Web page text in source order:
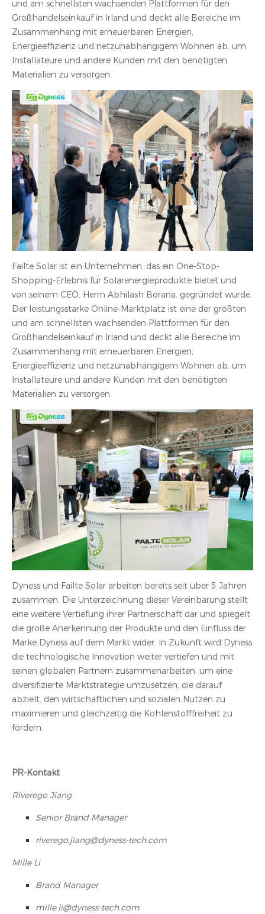
und am schnellsten wachsenden Plattformen für den
Großhandelseinkauf in Irland und deckt alle Bereiche im
Zusammenhang mit erneuerbaren Energien,
Energieeffizienz und netzunabhängigem Wohnen ab, um
Installateure und andere Kunden mit den benötigten
Materialien zu versorgen.
Failte Solar ist ein Unternehmen, das ein One-Stop-
Shopping-Erlebnis für Solarenergieprodukte bietet und
von seinem CEO, Herrn Abhilash Borana, gegründet wurde.
Der leistungsstarke Online-Marktplatz ist eine der größten
und am schnellsten wachsenden Plattformen für den
Großhandelseinkauf in Irland und deckt alle Bereiche im
Zusammenhang mit erneuerbaren Energien,
Energieeffizienz und netzunabhängigem Wohnen ab, um
Installateure und andere Kunden mit den benötigten
Materialien zu versorgen.
Dyness und Failte Solar arbeiten bereits seit über 5 Jahren
zusammen. Die Unterzeichnung dieser Vereinbarung stellt
eine weitere Vertiefung ihrer Partnerschaft dar und spiegelt
die große Anerkennung der Produkte und den Einfluss der
Marke Dyness auf dem Markt wider. In Zukunft wird Dyness
die technologische Innovation weiter vertiefen und mit
seinen globalen Partnern zusammenarbeiten, um eine
diversifizierte Marktstrategie umzusetzen, die darauf
abzielt, den wirtschaftlichen und sozialen Nutzen zu
maximieren und gleichzeitig die Kohlenstofffreiheit zu
fördern.
PR-Kontakt
Riverego Jiang
Senior Brand Manager
riverego.jiang@dyness-tech.com
Mille Li
Brand Manager
mille.li@dyness-tech.com